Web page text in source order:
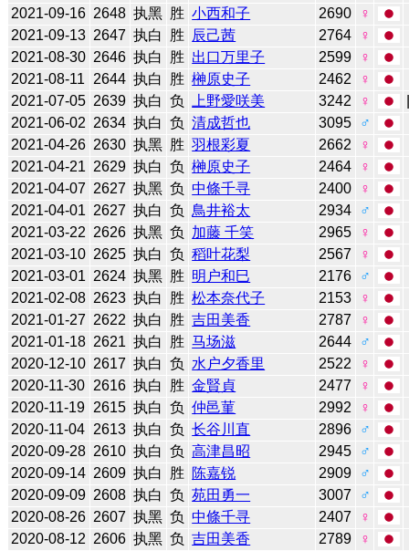
2021-09-16 2648 执黑 胜 小西和子 2690
♀
2021-09-13 2647 执白 胜 辰己茜 2764
♀
2021-08-30 2646 执白 胜 出口万里子 2599
♀
2021-08-11
2644 执白 胜 榊原史子 2462
♀
2021-07-05 2639 执白 负 上野愛咲美 3242 ♀
2021-06-02 2634 执白 负 清成哲也 3095
♂
2021-04-26 2630 执黑 胜 羽根彩夏 2662
♀
2021-04-21 2629 执白 负 榊原史子 2464
♀
2021-04-07 2627 执黑 负 中條千寻 2400
♀
2021-04-01 2627 执白 负 鳥井裕太 2934
♂
2021-03-22 2626 执黑 负 加藤 千笑 2965
♀
2021-03-10 2625 执白 负 稻叶花梨 2567
♀
2021-03-01 2624 执黑 胜 明户和巳 2176
♂
2021-02-08 2623 执白 胜 松本奈代子 2153
♀
2021-01-27 2622 执白 胜 吉田美香 2787
♀
2021-01-18 2621 执白 胜 马场滋 2644
♂
2020-12-10 2617 执白 负 水户夕香里 2522
♀
2020-11-30 2616 执白 胜 金賢貞 2477
♀
2020-11-19 2615 执白 负 仲邑菫 2992
♀
2020-11-04 2613 执白 负 长谷川直 2896
♂
2020-09-28 2610 执白 负 高津昌昭 2945
♂
2020-09-14 2609 执白 胜 陈嘉锐 2909
♂
2020-09-09 2608 执白 负 苑田勇一 3007
♂
2020-08-26 2607 执黑 负 中條千寻 2407
♀
2020-08-12 2606 执黑 负 吉田美香 2789
♀